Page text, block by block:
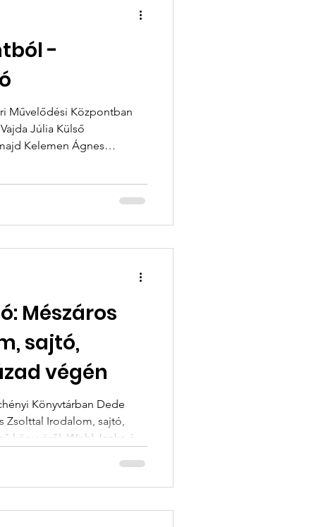
-
Művelődési Központban
Júlia Külső
Kelemen Ágnes
Mészáros
sajtó,
végén
Könyvtárban Dede
Zsolttal Irodalom, sajtó,
könyvéről. Wohl Janka és
s önálló köteteket
Mindemellett